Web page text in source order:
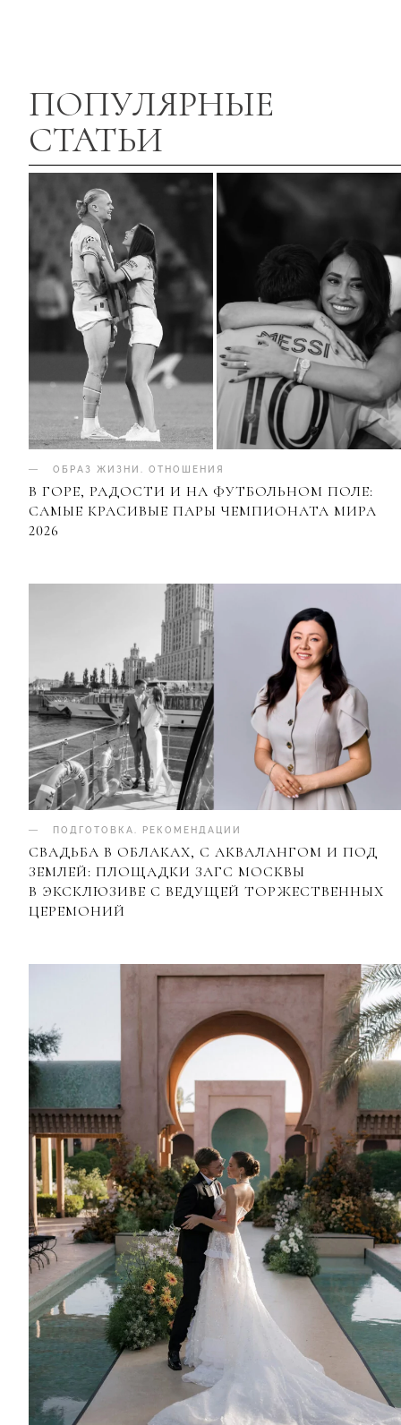
ПОПУЛЯРНЫЕ
СТАТЬИ
ОБРАЗ ЖИЗНИ . ОТНОШЕНИЯ
В ГОРЕ, РАДОСТИ И НА ФУТБОЛЬНОМ ПОЛЕ:
САМЫЕ КРАСИВЫЕ ПАРЫ ЧЕМПИОНАТА МИРА
2026
ПОДГОТОВКА РЕКОМЕНДАЦИИ
СВАДЬБА В ОБЛАКАХ, С АКВАЛАНГОМ И ПОД
ЗЕМЛЕЙ: ПЛОЩАДКИ ЗАГС МОСКВЫ
В ЭКСКЛЮЗИВЕ С ВЕДУЩЕЙ ТОРЖЕСТВЕННЫХ
ЦЕРЕМОНИЙ